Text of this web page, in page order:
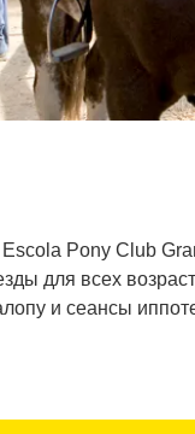
Pony Club
для всех
и сеансы